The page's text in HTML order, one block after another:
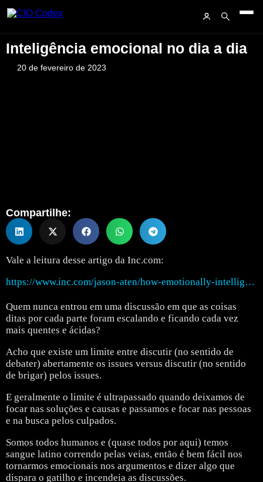
Inteligência emocional no dia a dia
20 de fevereiro de 2023
Compartilhe:
Vale a leitura desse artigo da Inc.com:
https://www.inc.com/jason-aten/how-emotionally-intelligent-leaders-embrace-10-second-rule-to-handle-difficult-conversations.html
Quem nunca entrou em uma discussão em que as coisas
ditas por cada parte foram escalando e ficando cada vez
mais quentes e ácidas?
Acho que existe um limite entre discutir (no sentido de
debater) abertamente os issues versus discutir (no sentido
de brigar) pelos issues.
E geralmente o limite é ultrapassado quando deixamos de
focar nas soluções e causas e passamos e focar nas pessoas
e na busca pelos culpados.
Somos todos humanos e (quase todos por aqui) temos
sangue latino correndo pelas veias, então é bem fácil nos
tornarmos emocionais nos argumentos e dizer algo que
dispara o gatilho e incendeia as discussões.